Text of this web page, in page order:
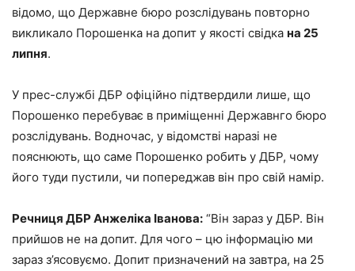
відомо, що Державне бюро розслідувань повторно
викликало Порошенка на допит у якості свідка на 25
липня.
У прес-службі ДБР офіційно підтвердили лише, що
Порошенко перебуває в приміщенні Державнго бюро
розслідувань. Водночас, у відомстві наразі не
пояснюють, що саме Порошенко робить у ДБР, чому
його туди пустили, чи попереджав він про свій намір.
Речниця ДБР Анжеліка Іванова: “Він зараз у ДБР. Він
прийшов не на допит. Для чого – цю інформацію ми
зараз з’ясовуємо. Допит призначений на завтра, на 25